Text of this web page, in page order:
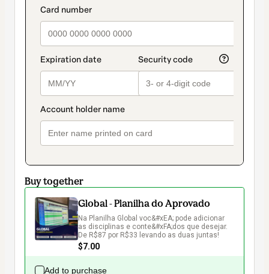
payment_data.section_title_v2
method
Buy together
Global - Planilha do Aprovado
Na Planilha Global voc&#xEA; pode adicionar
as disciplinas e conte&#xFA;dos que desejar.
De R$87 por R$33 levando as duas juntas!
$7.00
Add to purchase